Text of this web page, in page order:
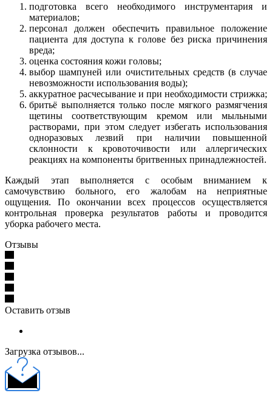
подготовка всего необходимого инструментария и
материалов;
персонал должен обеспечить правильное положение
пациента для доступа к голове без риска причинения
вреда;
оценка состояния кожи головы;
выбор шампуней или очистительных средств (в случае
невозможности использования воды);
аккуратное расчесывание и при необходимости стрижка;
бритьё выполняется только после мягкого размягчения
щетины соответствующим кремом или мыльными
растворами, при этом следует избегать использования
одноразовых лезвий при наличии повышенной
склонности к кровоточивости или аллергических
реакциях на компоненты бритвенных принадлежностей.
Каждый этап выполняется с особым вниманием к
самочувствию больного, его жалобам на неприятные
ощущения. По окончании всех процессов осуществляется
контрольная проверка результатов работы и проводится
уборка рабочего места.
Отзывы
Оставить отзыв
Загрузка отзывов...